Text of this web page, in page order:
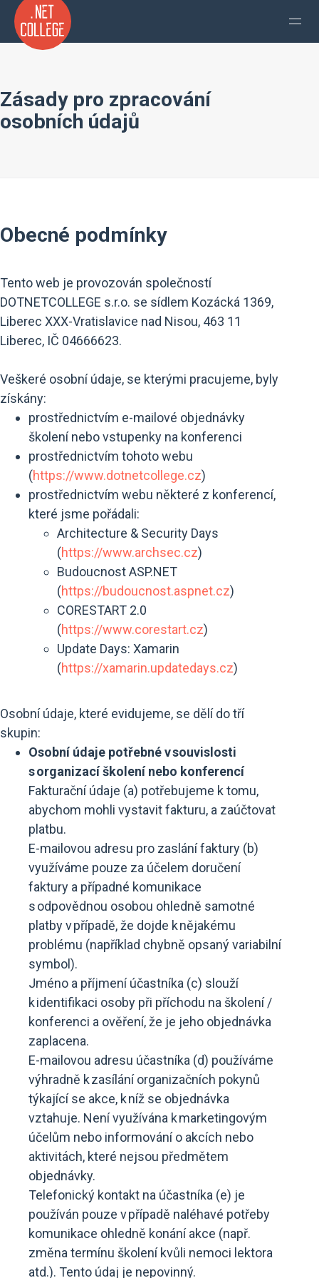
Zásady pro zpracování
osobních údajů
Obecné podmínky
Tento web je provozován společností
DOTNETCOLLEGE s.r.o. se sídlem Kozácká 1369,
Liberec XXX-Vratislavice nad Nisou, 463 11
Liberec, IČ 04666623.
Veškeré osobní údaje, se kterými pracujeme, byly
získány:
prostřednictvím e-mailové objednávky
školení nebo vstupenky na konferenci
prostřednictvím tohoto webu
(https://www.dotnetcollege.cz)
prostřednictvím webu některé z konferencí,
které jsme pořádali:
Architecture & Security Days
(https://www.archsec.cz)
Budoucnost ASP.NET
(https://budoucnost.aspnet.cz)
CORESTART 2.0
(https://www.corestart.cz)
Update Days: Xamarin
(https://xamarin.updatedays.cz)
Osobní údaje, které evidujeme, se dělí do tří
skupin:
Osobní údaje potřebné v souvislosti
s organizací školení nebo konferencí
Fakturační údaje (a) potřebujeme k tomu,
abychom mohli vystavit fakturu, a zaúčtovat
platbu.
E-mailovou adresu pro zaslání faktury (b)
využíváme pouze za účelem doručení
faktury a případné komunikace
s odpovědnou osobou ohledně samotné
platby v případě, že dojde k nějakému
problému (například chybně opsaný variabilní
symbol).
Jméno a příjmení účastníka (c) slouží
k identifikaci osoby při příchodu na školení /
konferenci a ověření, že je jeho objednávka
zaplacena.
E-mailovou adresu účastníka (d) používáme
výhradně k zasílání organizačních pokynů
týkající se akce, k níž se objednávka
vztahuje. Není využívána k marketingovým
účelům nebo informování o akcích nebo
aktivitách, které nejsou předmětem
objednávky.
Telefonický kontakt na účastníka (e) je
používán pouze v případě naléhavé potřeby
komunikace ohledně konání akce (např.
změna termínu školení kvůli nemoci lektora
atd.). Tento údaj je nepovinný.